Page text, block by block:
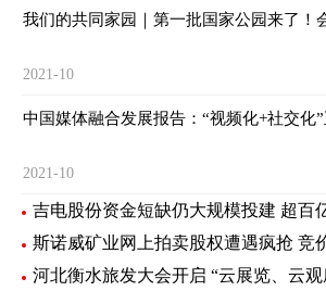
我们的共同家园｜第一批国家公园来了！
2021-10
中国媒体融合发展报告：“视频化+社交化
2021-10
斯诺威矿业网上拍卖股权遭遇疯抢 竞
河北衡水旅发大会开启 “云展览、云